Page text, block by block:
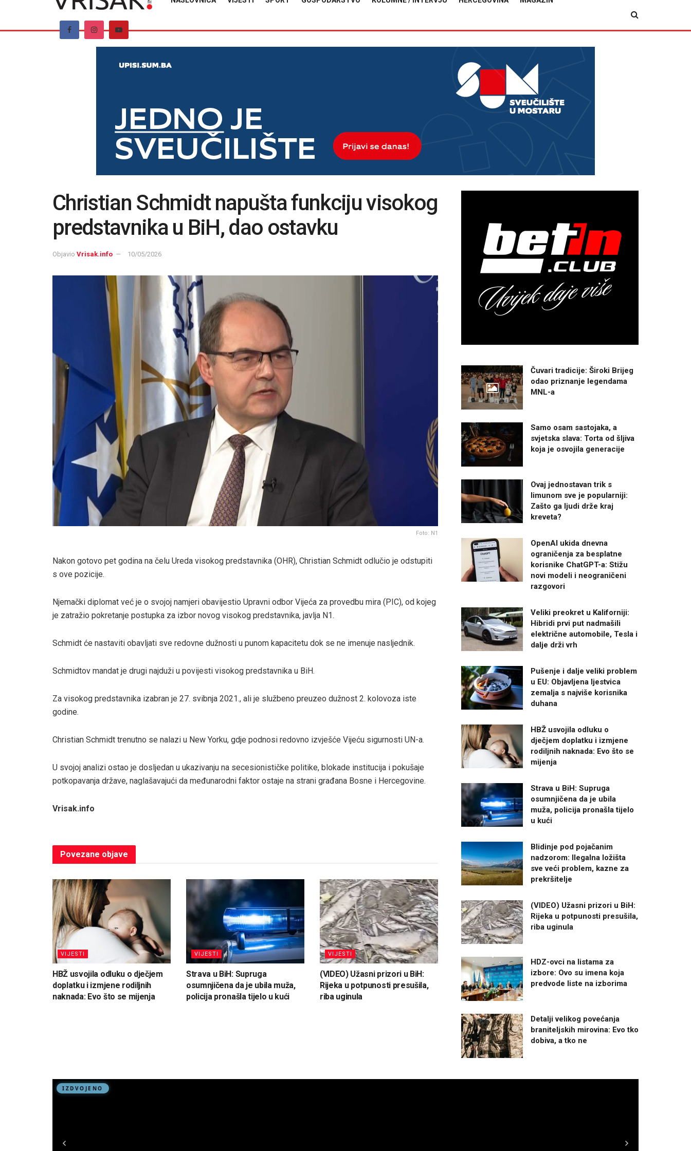
Christian Schmidt napušta funkciju visokog
predstavnika u BiH, dao ostavku
Objavio Vrisak.info 10/05/2026
Foto: N1
Nakon gotovo pet godina na čelu Ureda visokog predstavnika (OHR), Christian Schmidt odlučio je odstupiti
s ove pozicije.
Njemački diplomat već je o svojoj namjeri obavijestio Upravni odbor Vijeća za provedbu mira (PIC), od kojeg
je zatražio pokretanje postupka za izbor novog visokog predstavnika, javlja N1.
Schmidt će nastaviti obavljati sve redovne dužnosti u punom kapacitetu dok se ne imenuje nasljednik.
Schmidtov mandat je drugi najduži u povijesti visokog predstavnika u BiH.
Za visokog predstavnika izabran je 27. svibnja 2021., ali je službeno preuzeo dužnost 2. kolovoza iste
godine.
Christian Schmidt trenutno se nalazi u New Yorku, gdje podnosi redovno izvješće Vijeću sigurnosti UN-a.
U svojoj analizi ostao je dosljedan u ukazivanju na secesionističke politike, blokade institucija i pokušaje
potkopavanja države, naglašavajući da međunarodni faktor ostaje na strani građana Bosne i Hercegovine.
Vrisak.info
Povezane objave
VIJESTI
HBŽ usvojila odluku o dječjem
doplatku i izmjene rodiljnih
naknada: Evo što se mijenja
VIJESTI
Strava u BiH: Supruga
osumnjičena da je ubila muža,
policija pronašla tijelo u kući
VIJESTI
(VIDEO) Užasni prizori u BiH:
Rijeka u potpunosti presušila,
riba uginula
Čuvari tradicije: Široki Brijeg
odao priznanje legendama
MNL-a
Samo osam sastojaka, a
svjetska slava: Torta od šljiva
koja je osvojila generacije
Ovaj jednostavan trik s
limunom sve je popularniji:
Zašto ga ljudi drže kraj
kreveta?
OpenAI ukida dnevna
ograničenja za besplatne
korisnike ChatGPT-a: Stižu
novi modeli i neograničeni
razgovori
Veliki preokret u Kaliforniji:
Hibridi prvi put nadmašili
električne automobile, Tesla i
dalje drži vrh
Pušenje i dalje veliki problem
u EU: Objavljena ljestvica
zemalja s najviše korisnika
duhana
HBŽ usvojila odluku o
dječjem doplatku i izmjene
rodiljnih naknada: Evo što se
mijenja
Strava u BiH: Supruga
osumnjičena da je ubila
muža, policija pronašla tijelo
u kući
Blidinje pod pojačanim
nadzorom: Ilegalna ložišta
sve veći problem, kazne za
prekršitelje
(VIDEO) Užasni prizori u BiH:
Rijeka u potpunosti presušila,
riba uginula
HDZ-ovci na listama za
izbore: Ovo su imena koja
predvode liste na izborima
Detalji velikog povećanja
braniteljskih mirovina: Evo tko
dobiva, a tko ne